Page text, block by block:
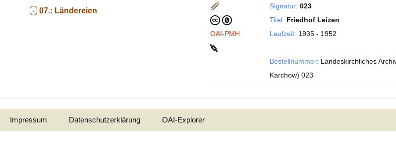
- 07.: Ländereien
OAI-PMH
Signatur: 023
Titel: Friedhof Leizen
Laufzeit: 1935 - 1952
Bestellnummer: Landeskirchliches
Karchow) 023
Impressum Datenschutzerklärung OAI-Explorer